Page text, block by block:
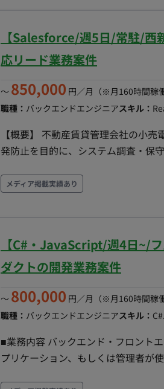
が御座います。) ‐バックエンド、フ
装、テスト、コードレビューを実施
は、大きく分けて要件仕様チーム、
にて要件仕様チームから降りてきた仕様
バー] ・Java [DB] ・MySQL [イン
積極的に検証・採用して開発を進めます。 ■AIツール Devin claude 自社開発のAI ■チ
ム単位で協力して作業を進めるよう
れば助けてもらえるような雰囲気で行
【Salesforce/週5日/常駐/西
応リード業務案件
〜 850,000 円／月 （※月160時間稼
職種： バックエンドエンジニアスキル：
【概要】 不動産賃貸管理会社の小
発防止を目的に、システム調査・保
・BPOベンダーやユーザ部門への聞
との調整／PMO相当の実務経験（ベンダー折衝、進捗管理
析）をリードした経験 【歓迎スキル・経験】 ・小売電力の料金請求業務または請求システムに関
カスタマイズ開発または実装経験 【その他】 ・稼働率：100% ・勤務形態：クライアント本社に常
駐（新宿区西新宿） ・チーム構成：
メディア掲載実績あり
【C#・JavaScript/週4日~/
ダクトの開発業務案件
〜 800,000 円／月 （※月160時間稼
職種： バックエンドエンジニアスキル：
■業務内容 バックエンド・フロント
プリケーション、もしくは管理者が